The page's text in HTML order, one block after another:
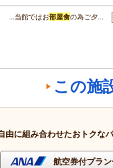
…当館ではお部屋食の為ご夕…
この施
由に組み合わせたおトクな
航空券付プラ